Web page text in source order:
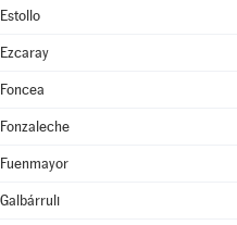
Estollo
Ezcaray
Foncea
Fonzaleche
Fuenmayor
Galbárruli